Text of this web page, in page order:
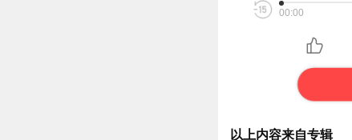
00:00
以上内容来自专辑